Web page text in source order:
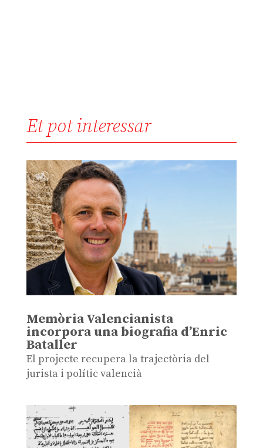
Et pot interessar
Memòria Valencianista
incorpora una biografia d’Enric
Bataller
El projecte recupera la trajectòria del
jurista i polític valencià